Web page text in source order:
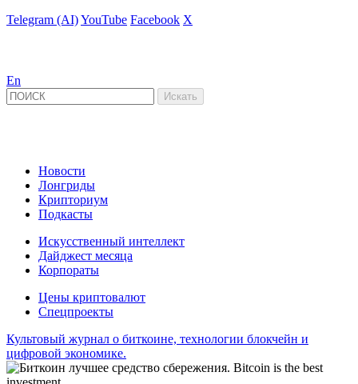
Telegram (AI)YouTube Facebook X
En
Новости
Лонгриды
Крипториум
Подкасты
Искусственный интеллект
Дайджест месяца
Корпораты
Цены криптовалют
Спецпроекты
Культовый журнал о биткоине, технологии блокчейн и
цифровой экономике.